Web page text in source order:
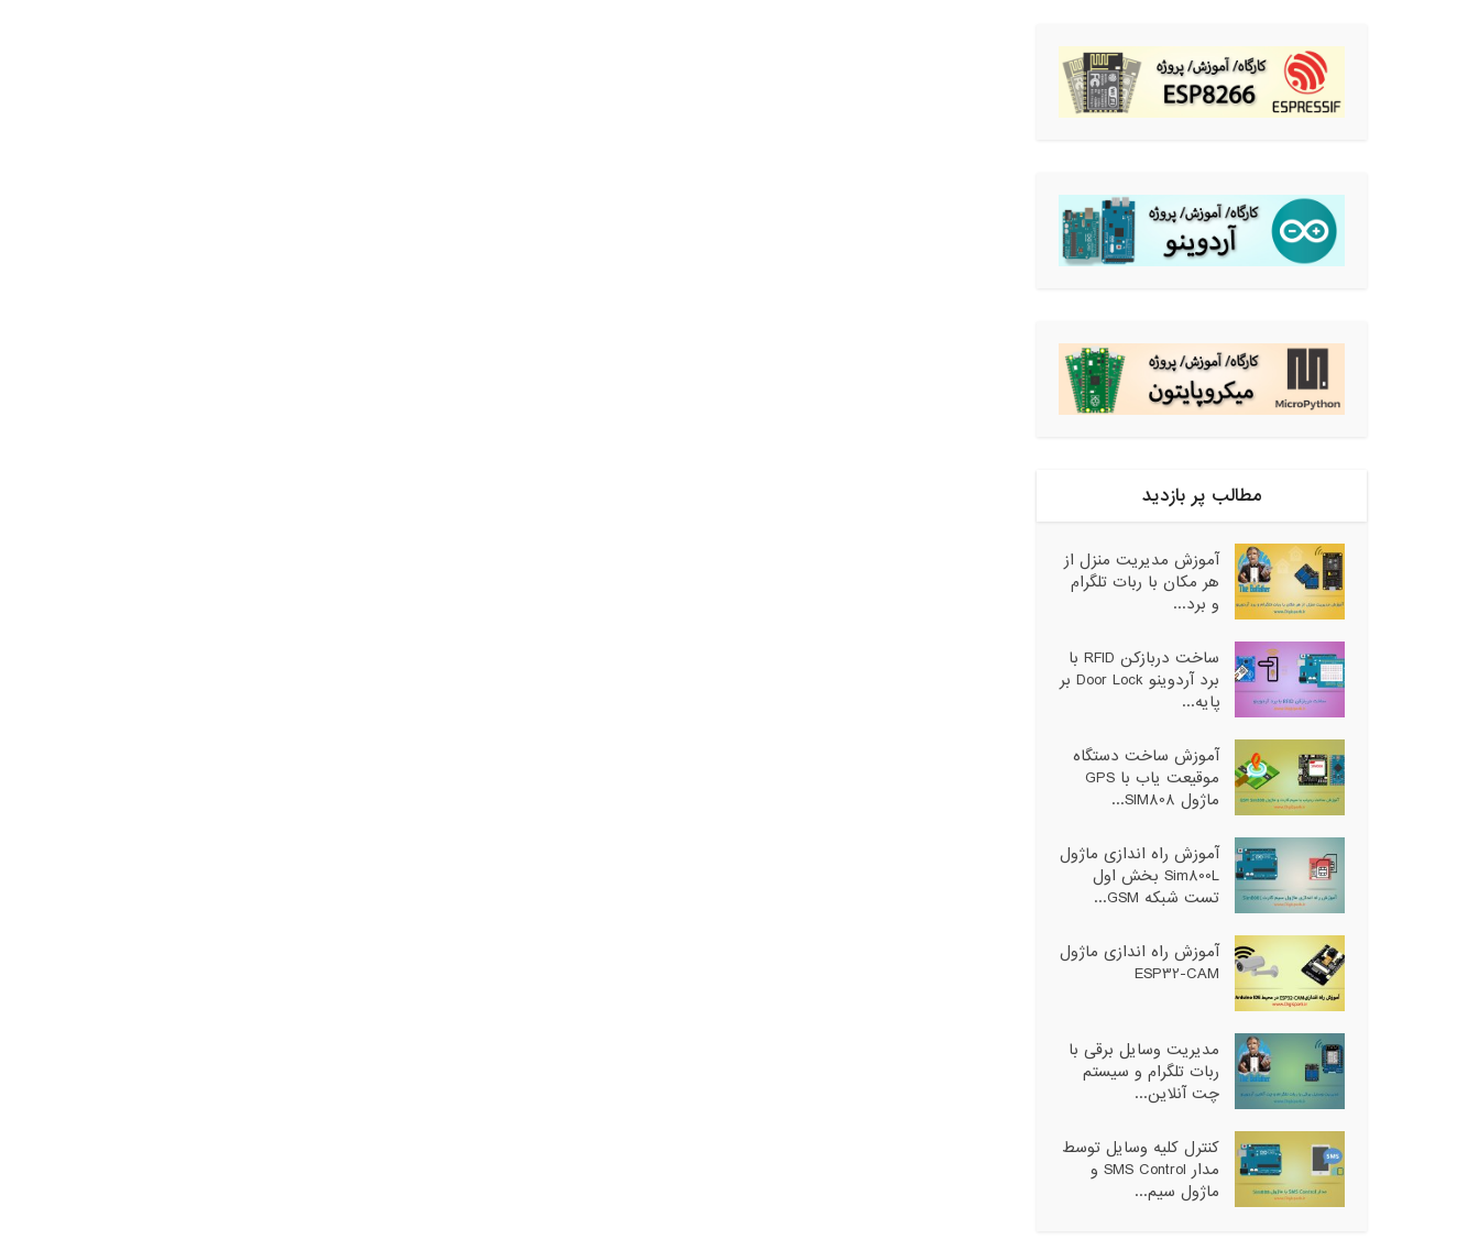
مطالب پر بازدید
آموزش مدیریت منزل از
هر مکان با ربات تلگرام
و برد...
ساخت دربازکن RFID با
برد آردوینو Door Lock بر
پایه...
آموزش ساخت دستگاه
موقیعت یاب با GPS
ماژول SIM808...
آموزش راه اندازی ماژول
Sim800L بخش اول
تست شبکه GSM...
آموزش راه اندازی ماژول
ESP32-CAM
مدیریت وسایل برقی با
ربات تلگرام و سیستم
چت آنلاین...
کنترل کلیه وسایل توسط
مدار SMS Control و
ماژول سیم...